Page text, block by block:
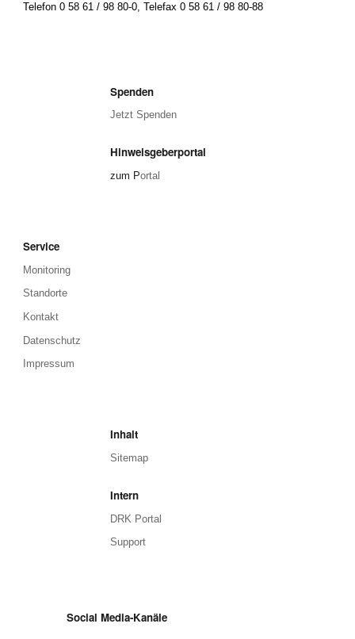
Telefon 0 58 61 / 98 80-0,Telefax 0 58 61 / 98 80-88
Spenden
Jetzt Spenden
Hinweisgeberportal
zum Portal
Service
Monitoring
Standorte
Kontakt
Datenschutz
Impressum
Inhalt
Sitemap
Intern
DRK Portal
Support
Social Media-Kanäle